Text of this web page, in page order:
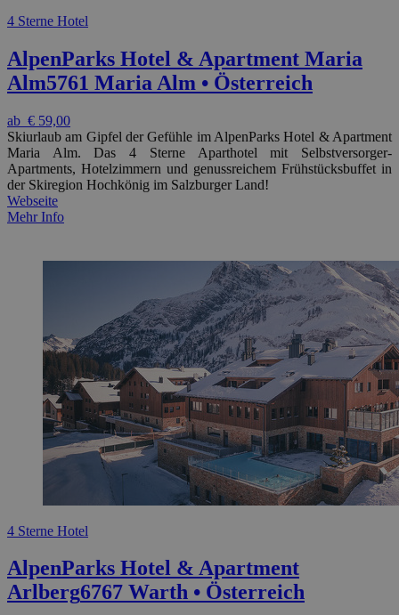
4 Sterne Hotel
AlpenParks Hotel & Apartment Maria
Alm5761 Maria Alm • Österreich
ab € 59,00
Skiurlaub am Gipfel der Gefühle im AlpenParks Hotel & Apartment
Maria Alm. Das 4 Sterne Aparthotel mit Selbstversorger-
Apartments, Hotelzimmern und genussreichem Frühstücksbuffet in
der Skiregion Hochkönig im Salzburger Land!
Webseite
Mehr Info
4 Sterne Hotel
AlpenParks Hotel & Apartment
Arlberg6767 Warth • Österreich